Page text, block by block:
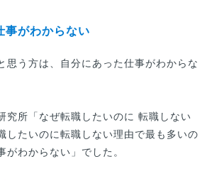
事がわからない
思う方は、自分にあった仕事がわからな
究所「なぜ転職したいのに 転職しない
したいのに転職しない理由で最も多いの
がわからない」でした。